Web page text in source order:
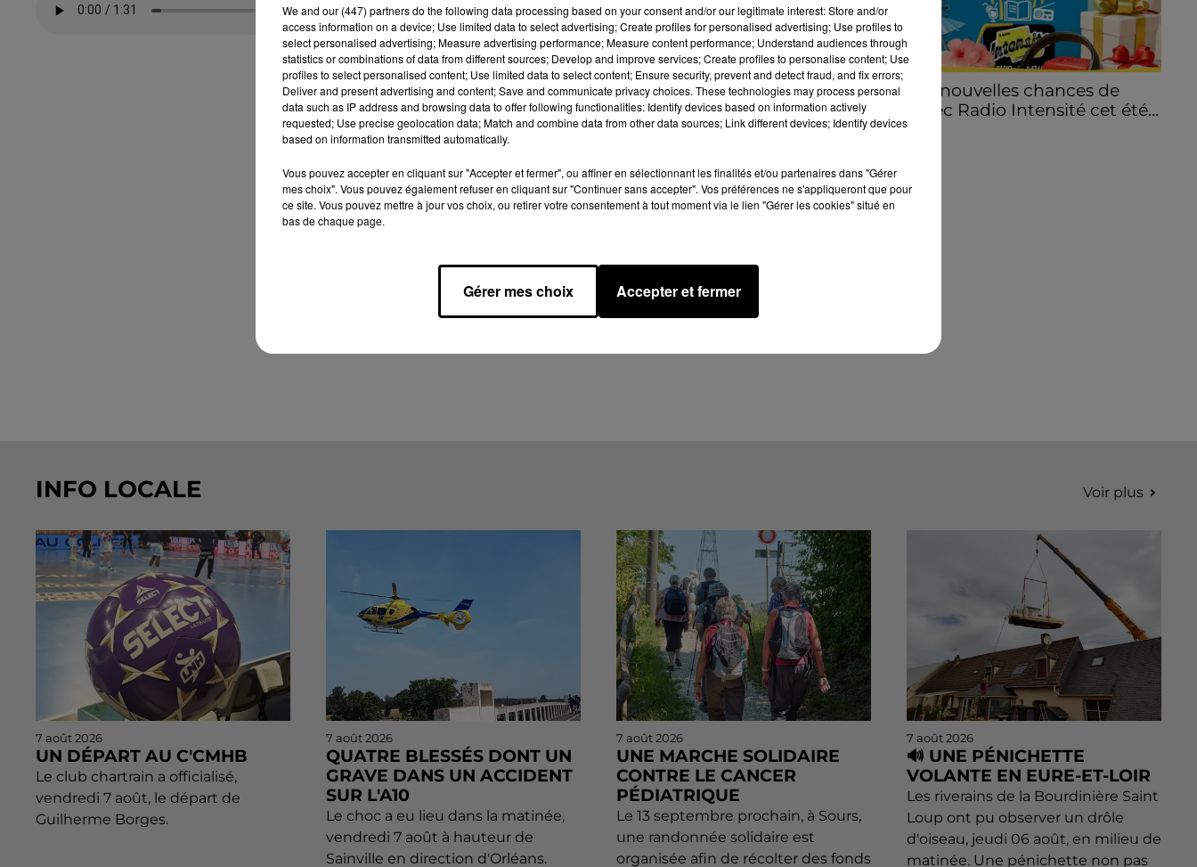
Encore de nouvelles chances de
gagner avec Radio Intensité cet été...
INFO LOCALE Voir plus
7 août 2026
UN DÉPART AU C'CMHB
Le club chartrain a officialisé,
vendredi 7 août, le départ de
Guilherme Borges.
7 août 2026
QUATRE BLESSÉS DONT UN
GRAVE DANS UN ACCIDENT
SUR L'A10
Le choc a eu lieu dans la matinée,
vendredi 7 août à hauteur de
Sainville en direction d'Orléans.
7 août 2026
UNE MARCHE SOLIDAIRE
CONTRE LE CANCER
PÉDIATRIQUE
Le 13 septembre prochain, à Sours,
une randonnée solidaire est
organisée afin de récolter des fonds
7 août 2026
🔊 UNE PÉNICHETTE
VOLANTE EN EURE-ET-LOIR
Les riverains de la Bourdinière Saint
Loup ont pu observer un drôle
d'oiseau, jeudi 06 août, en milieu de
matinée. Une pénichette non pas
We and our (447) partnersdo the following data processing based on your consent and/or our legitimate interest: Store and/or
access information on a device; Use limited data to select advertising; Create profiles for personalised advertising; Use profiles to
select personalised advertising; Measure advertising performance; Measure content performance; Understand audiences through
statistics or combinations of data from different sources; Develop and improve services; Create profiles to personalise content; Use
profiles to select personalised content; Use limited data to select content; Ensure security, prevent and detect fraud, and fix errors;
Deliver and present advertising and content; Save and communicate privacy choices. These technologies may process personal
data such as IP address and browsing data to offer following functionalities: Identify devices based on information actively
requested; Use precise geolocation data; Match and combine data from other data sources; Link different devices; Identify devices
based on information transmitted automatically.
Vous pouvez accepter en cliquant sur "Accepter et fermer", ou affiner en sélectionnant les finalités et/ou partenaires dans "Gérer
mes choix". Vous pouvez également refuser en cliquant sur "Continuer sans accepter". Vos préférences ne s'appliqueront que pour
ce site. Vous pouvez mettre à jour vos choix, ou retirer votre consentement à tout moment via le lien "Gérer les cookies" situé en
bas de chaque page.
Gérer mes choix Accepter et fermer